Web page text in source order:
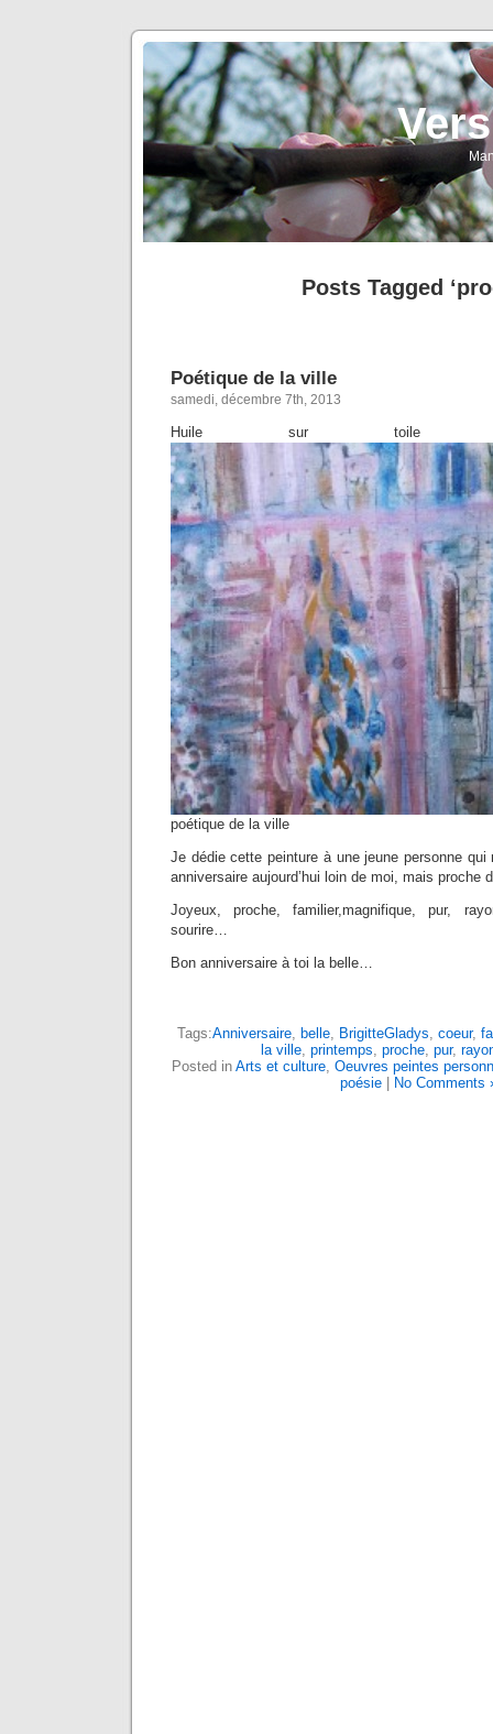
Posts Tagged
Poétique de la ville
samedi, décembre 7th, 2013
Huile sur toile
poétique de la ville
Je dédie cette peinture à une jeune personne qui
anniversaire aujourd’hui loin de moi, mais proche
Joyeux, proche, familier,magnifique, pur,
sourire…
Bon anniversaire à toi la belle…
Tags:Anniversaire belle BrigitteGladys coeur,
la ville printemps proche pur,
Posted in Arts et culture Oeuvres peintes
poésie| No Comments